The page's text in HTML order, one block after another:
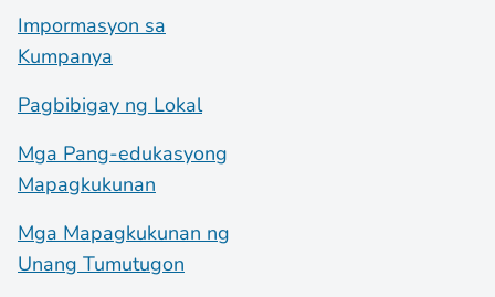
Impormasyon sa
Kumpanya
Pagbibigay ng Lokal
Mga Pang-edukasyong
Mapagkukunan
Mga Mapagkukunan ng
Unang Tumutugon